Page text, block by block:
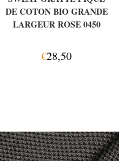
DE COTON BIO GRANDE
LARGEUR ROSE 0450
€28,50